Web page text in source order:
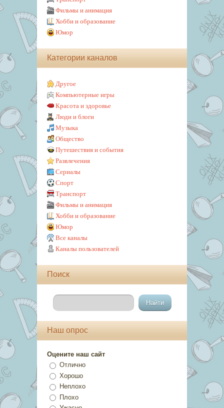
Фильмы и анимация
Хобби и образование
Юмор
Категории каналов
Другое
Компьютерные игры
Красота и здоровье
Люди и блоги
Музыка
Общество
Путешествия и события
Развлечения
Сериалы
Спорт
Транспорт
Фильмы и анимация
Хобби и образование
Юмор
Все каналы
Каналы пользователей
Поиск
Наш опрос
Оцените наш сайт
Отлично
Хорошо
Неплохо
Плохо